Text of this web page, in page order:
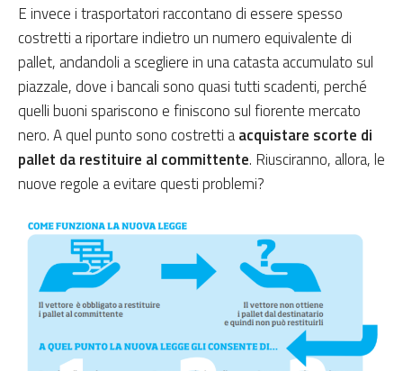
E invece i trasportatori raccontano di essere spesso
costretti a riportare indietro un numero equivalente di
pallet, andandoli a scegliere in una catasta accumulato sul
piazzale, dove i bancali sono quasi tutti scadenti, perché
quelli buoni spariscono e finiscono sul fiorente mercato
nero. A quel punto sono costretti aacquistare scorte di
pallet da restituire al committente. Riusciranno, allora, le
nuove regole a evitare questi problemi?